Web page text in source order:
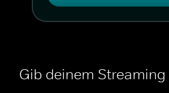
Gib deinem